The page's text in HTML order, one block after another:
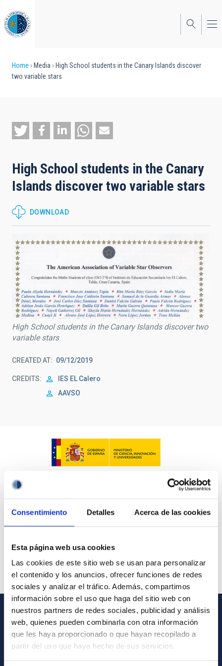
Consentimiento Detalles Acerca de las cookies
Esta página web usa cookies
Las cookies de este sitio web se usan para personalizar
el contenido y los anuncios, ofrecer funciones de redes
sociales y analizar el tráfico. Además, compartimos
información sobre el uso que haga del sitio web con
nuestros partners de redes sociales, publicidad y análisis
web, quienes pueden combinarla con otra información
que les haya proporcionado o que hayan recopilado a
partir del uso que haya hecho de sus servicios.
to
main
content
Breadcrumb
Home Media
High School students in the Canary Islands discover
two variable stars
High School students in the Canary
Islands discover two variable stars
DOWNLOAD
High School students in the Canary Islands discover two
variable stars
CREATED AT 09/12/2019
CREDITS
IES EL Calero
AAVSO
GENERAL INFORMATION
Contact
How to get to the IAC